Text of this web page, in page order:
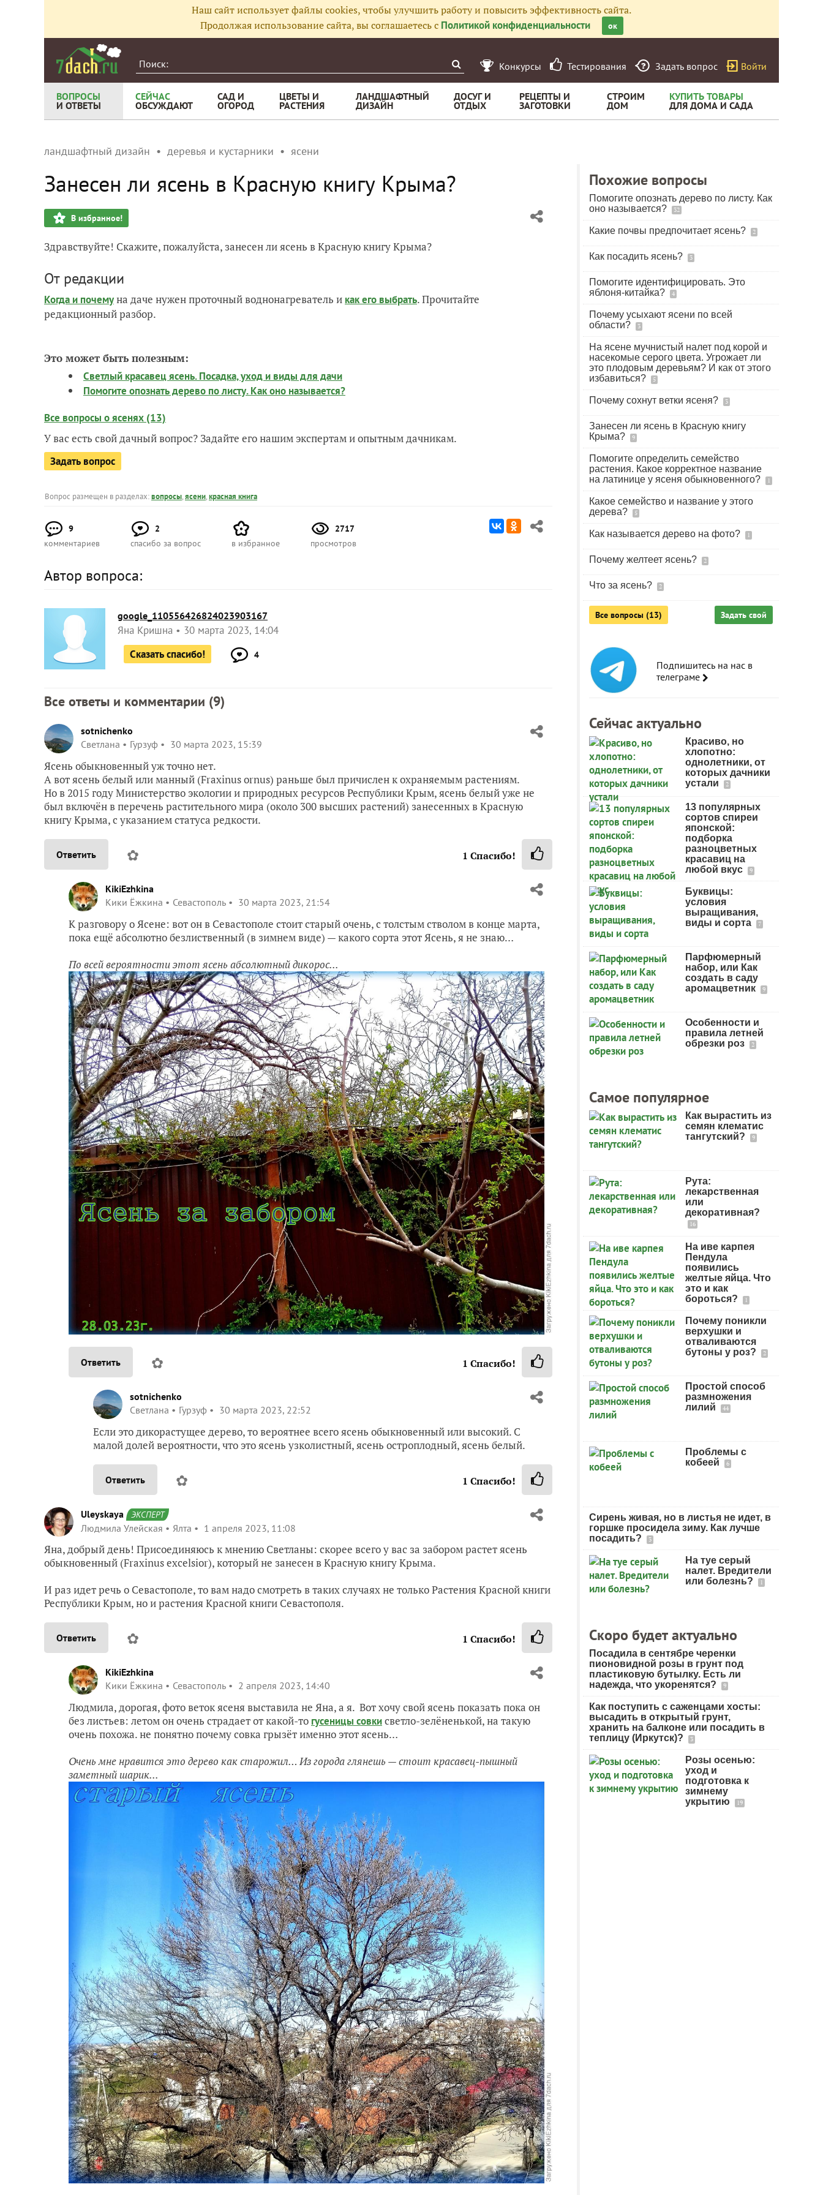
Наш сайт использует файлы cookies, чтобы улучшить работу и повысить эффективность сайта.
Продолжая использование сайта, вы соглашаетесь с Политикой конфиденциальности ок
Конкурсы Тестирования Задать вопрос Войти
ВОПРОСЫ
И ОТВЕТЫ
СЕЙЧАС
ОБСУЖДАЮТ
САД И
ОГОРОД
ЦВЕТЫ И
РАСТЕНИЯ
ЛАНДШАФТНЫЙ
ДИЗАЙН
ДОСУГ И
ОТДЫХ
РЕЦЕПТЫ И
ЗАГОТОВКИ
СТРОИМ
ДОМ
КУПИТЬ ТОВАРЫ
ДЛЯ ДОМА И САДА
ландшафтный дизайн деревья и кустарники ясени
Занесен ли ясень в Красную книгу Крыма?
В избранное!
Здравствуйте! Скажите, пожалуйста, занесен ли ясень в Красную книгу Крыма?
От редакции
Когда и почемуна даче нужен проточный воднонагреватель и как его выбрать. Прочитайте
редакционный разбор.
Это может быть полезным:
Светлый красавец ясень. Посадка, уход и виды для дачи
Помогите опознать дерево по листу. Как оно называется?
Все вопросы о ясенях (13)
У вас есть свой дачный вопрос? Задайте его нашим экспертам и опытным дачникам.
Задать вопрос
Вопрос размещен в разделах:вопросы,ясени,красная книга
9
комментариев
2
спасибо за вопрос
в избранное
2717
просмотров
Автор вопроса:
google_110556426824023903167
Яна Кришна
30 марта 2023, 14:04
Сказать спасибо!
4
Все ответы и комментарии (9)
sotnichenko
Светлана
Гурзуф 30 марта 2023, 15:39
Ясень обыкновенный уж точно нет.
А вот ясень белый или манный (Fraxinus ornus) раньше был причислен к охраняемым растениям.
Но в 2015 году Министерство экологии и природных ресурсов Республики Крым, ясень белый уже не
был включён в перечень растительного мира (около 300 высших растений) занесенных в Красную
книгу Крыма, с указанием статуса редкости.
Ответить ✿ 1 Спасибо!
KikiEzhkina
Кики Ёжкина
Севастополь 30 марта 2023, 21:54
К разговору о Ясене: вот он в Севастополе стоит старый очень, с толстым стволом в конце марта,
пока ещё абсолютно безлиственный (в зимнем виде) — какого сорта этот Ясень, я не знаю…
По всей вероятности этот ясень абсолютный дикорос...
Ответить ✿ 1 Спасибо!
sotnichenko
Светлана
Гурзуф 30 марта 2023, 22:52
Если это дикорастущее дерево, то вероятнее всего ясень обыкновенный или высокий. С
малой долей вероятности, что это ясень узколистный, ясень остроплодный, ясень белый.
Ответить ✿ 1 Спасибо!
Uleyskaya ЭКСПЕРТ
Людмила Улейская Ялта 1 апреля 2023, 11:08
Яна, добрый день! Присоединяюсь к мнению Светланы: скорее всего у вас за забором растет ясень
обыкновенный (Fraxinus excelsior), который не занесен в Красную книгу Крыма.
И раз идет речь о Севастополе, то вам надо смотреть в таких случаях не только Растения Красной книги
Республики Крым, но и растения Красной книги Севастополя.
Ответить ✿ 1 Спасибо!
KikiEzhkina
Кики Ёжкина
Севастополь 2 апреля 2023, 14:40
Людмила, дорогая, фото веток ясеня выставила не Яна, а я. Вот хочу свой ясень показать пока он
без листьев: летом он очень страдает от какой-то гусеницы совкисветло-зелёненькой, на такую
очень похожа. не понятно почему совка грызёт именно этот ясень…
Очень мне нравится это дерево как старожил… Из города глянешь — стоит красавец-пышный
заметный шарик...
Похожие вопросы
Помогите опознать дерево по листу. Как
оно называется?
32
Какие почвы предпочитает ясень? 2
Как посадить ясень? 3
Помогите идентифицировать. Это
яблоня-китайка?
4
Почему усыхают ясени по всей
области?
3
На ясене мучнистый налет под корой и
насекомые серого цвета. Угрожает ли
это плодовым деревьям? И как от этого
избавиться?
5
Почему сохнут ветки ясеня? 3
Занесен ли ясень в Красную книгу
Крыма?
9
Помогите определить семейство
растения. Какое корректное название
на латинице у ясеня обыкновенного?
1
Какое семейство и название у этого
дерева?
5
Как называется дерево на фото? 1
Почему желтеет ясень? 2
Что за ясень? 2
Все вопросы (13) Задать свой
Подпишитесь на нас в
телеграме
Сейчас актуально
Красиво, но
хлопотно:
однолетники, от
которых дачники
устали
2
13 популярных
сортов спиреи
японской:
подборка
разноцветных
красавиц на
любой вкус
9
Буквицы:
условия
выращивания,
виды и сорта
7
Парфюмерный
набор, или Как
создать в саду
аромацветник
9
Особенности и
правила летней
обрезки роз
2
Самое популярное
Как вырастить из
семян клематис
тангутский?
9
Рута:
лекарственная
или
декоративная?
16
На иве карпея
Пендула
появились
желтые яйца. Что
это и как
бороться?
1
Почему поникли
верхушки и
отваливаются
бутоны у роз?
2
Простой способ
размножения
лилий
44
Проблемы с
кобеей
6
Сирень живая, но в листья не идет, в
горшке просидела зиму. Как лучше
посадить?
3
На туе серый
налет. Вредители
или болезнь?
1
Скоро будет актуально
Посадила в сентябре черенки
пионовидной розы в грунт под
пластиковую бутылку. Есть ли
надежда, что укоренятся?
9
Как поступить с саженцами хосты:
высадить в открытый грунт,
хранить на балконе или посадить в
теплицу (Иркутск)?
3
Розы осенью:
уход и
подготовка к
зимнему
укрытию
19